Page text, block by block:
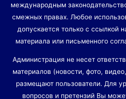
международным
смежных правах. Любое
допускается только с ссылкой
материала или письменного
Администрация не несет
материалов (новости, фото,
размещают пользователи. Для
вопросов и претензий Вы